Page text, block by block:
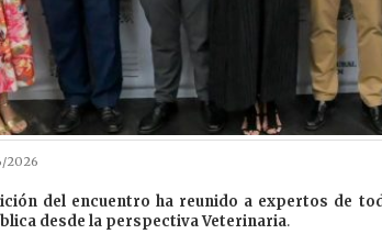
2026
del encuentro ha reunido a expertos de
desde la perspectiva Veterinaria.